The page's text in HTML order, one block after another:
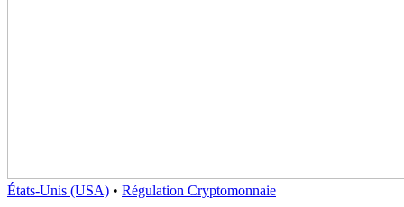
États-Unis (USA) • Régulation Cryptomonnaie